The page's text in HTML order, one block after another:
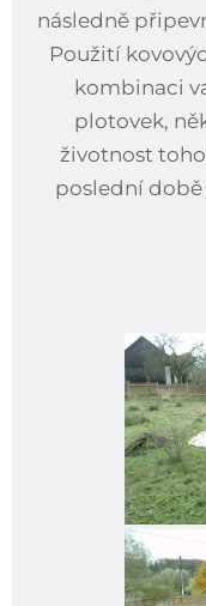
následně
Použití
kombinaci
plotovek,
životnost
poslední